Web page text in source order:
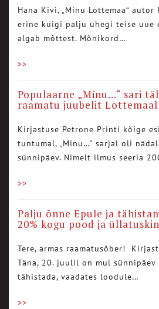
Hana Kivi, „Minu Lottemaa“ autor
erine kuigi palju ühegi teise uue
algab mõttest. Mõnikord…
>>
Populaarne „Minu…“ sari
raamatu juubelit Lottemaal
Kirjastuse Petrone Printi kõige
tuntumal, „Minu…“ sarjal oli
sünnipäev. Nimelt ilmus seeria
>>
Palju õnne Epule ja
20% kogu pood ja
Tere, armas raamatusõber!
Täna, 20. juulil on mul sünnipäev
tähistada, vaadates loodule…
>>